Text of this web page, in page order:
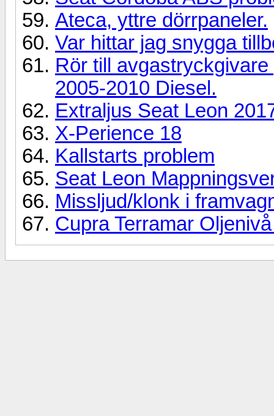
Ateca, yttre dörrpaneler.
Var hittar jag snygga
Rör till
2005-2010 Diesel.
Extraljus Seat Leon
X-Perience 18
Kallstarts problem
Seat Leon
Missljud/klonk i
Cupra Terramar